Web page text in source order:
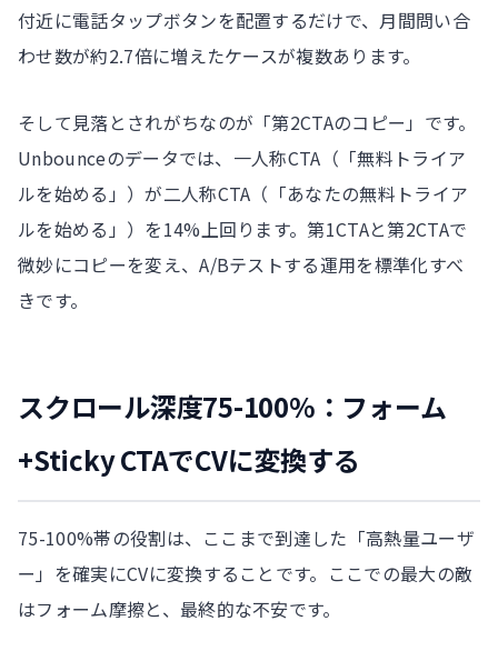
付近に電話タップボタンを配置するだけで、月間問い合
わせ数が約2.7倍に増えたケースが複数あります。
そして見落とされがちなのが「第2CTAのコピー」です。
Unbounceのデータでは、一人称CTA（「無料トライア
ルを始める」）が二人称CTA（「あなたの無料トライア
ルを始める」）を14%上回ります。第1CTAと第2CTAで
微妙にコピーを変え、A/Bテストする運用を標準化すべ
きです。
スクロール深度75-100%：フォーム
+Sticky CTAでCVに変換する
75-100%帯の役割は、ここまで到達した「高熱量ユーザ
ー」を確実にCVに変換することです。ここでの最大の敵
はフォーム摩擦と、最終的な不安です。